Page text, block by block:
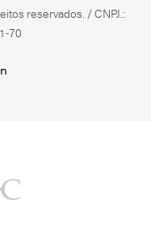
reservados. / CNPJ.:
70